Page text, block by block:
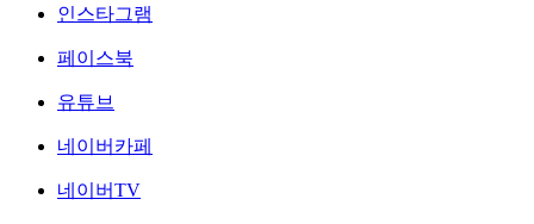
인스타그램
페이스북
유튜브
네이버카페
네이버TV